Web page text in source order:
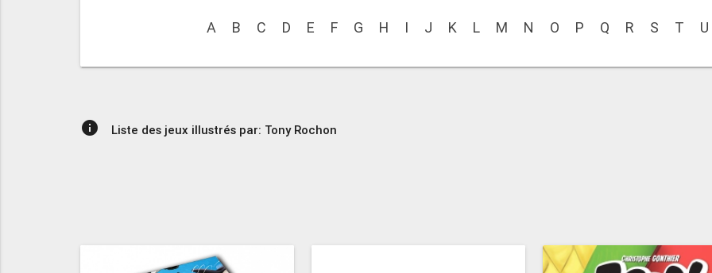
A B C D E F G H I J K L M N O P Q R S T U
info Liste des jeux illustrés par: Tony Rochon